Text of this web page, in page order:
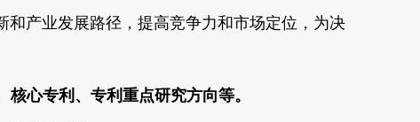
产业发展路径，提高竞争力和市场定位，为决
心专利、专利重点研究方向等。